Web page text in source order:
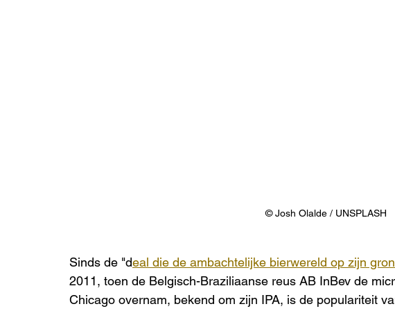
© Josh Olalde / UNSPLASH
Sinds de "deal die de ambachtelijke bierwereld op zijn
2011, toen de Belgisch-Braziliaanse reus AB InBev de
Chicago overnam, bekend om zijn IPA, is de populariteit